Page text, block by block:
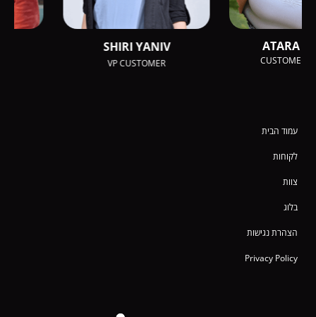
SHIRI YANIV
VP CUSTOMER
ATARA
CUSTOMER
עמוד הבית
לקוחות
צוות
בלוג
הצהרת נגישות
Privacy Policy